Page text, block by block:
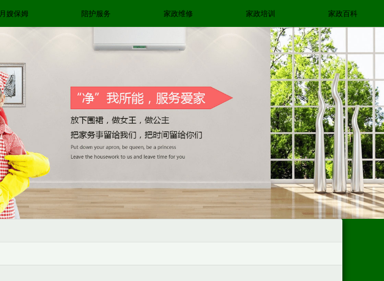
月嫂保姆 陪护服务 家政维修 家政培训 家政百科